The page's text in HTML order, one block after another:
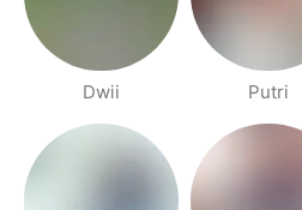
Dwii Putri